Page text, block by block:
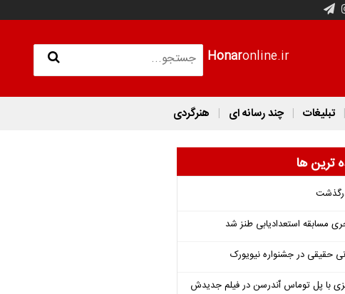
Honaronline.ir
تبلیغات چند رسانه ای هنرگردی
ترین ها
مسابقه استعدادیابی طنز شد
حقیقی در جشنواره نیویورک
با پل توماس ٱندرسن در فیلم جدیدش